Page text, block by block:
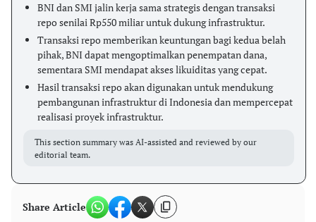
BNI dan SMI jalin kerja sama strategis dengan transaksi
repo senilai Rp550 miliar untuk dukung infrastruktur.
Transaksi repo memberikan keuntungan bagi kedua belah
pihak, BNI dapat mengoptimalkan penempatan dana,
sementara SMI mendapat akses likuiditas yang cepat.
Hasil transaksi repo akan digunakan untuk mendukung
pembangunan infrastruktur di Indonesia dan mempercepat
realisasi proyek infrastruktur.
This section summary was AI-assisted and reviewed by our
editorial team.
Share Article